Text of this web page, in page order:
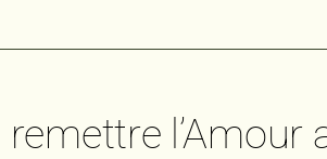
remettre